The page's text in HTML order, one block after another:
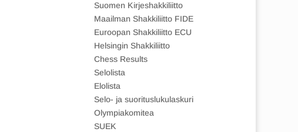
Suomen Kirjeshakkiliitto
Maailman Shakkiliitto FIDE
Euroopan Shakkiliitto ECU
Helsingin Shakkiliitto
Chess Results
Selolista
Elolista
Selo- ja suorituslukulaskuri
Olympiakomitea
SUEK